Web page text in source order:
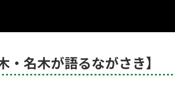
名木が語るながさき】